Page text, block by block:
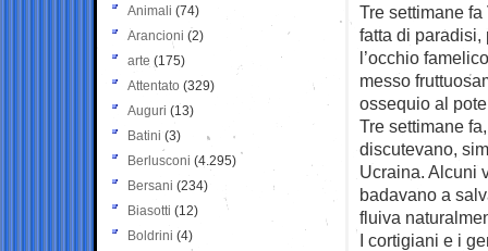
Tre settimane
fatta di paradisi,
l’occhio
messo
ossequio al
Tre settimane
discutevano,
Ucraina. Alcuni
badavano a
fluiva
I cortigiani e i
Animali (74)
Arancioni (2)
arte (175)
Attentato (329)
Auguri (13)
Batini (3)
Berlusconi (4.295)
Bersani (234)
Biasotti (12)
Boldrini (4)